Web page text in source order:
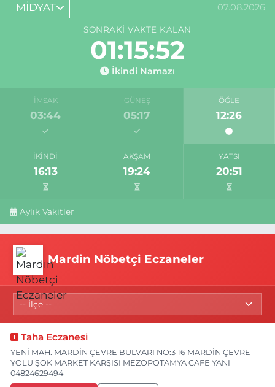
MİDYAT 07.08.2026
SONRAKI VAKTE KALAN
01:15:52
İkindi Namazı
İMSAK
03:44
GÜNEŞ
05:17
ÖĞLE
12:26
İKINDI
16:13
AKŞAM
19:24
YATSI
20:51
Aylık Vakitler
Mardin Nöbetçi Eczaneler
Taha Eczanesi
YENİ MAH. MARDİN ÇEVRE BULVARI NO:3 16 MARDİN ÇEVRE
YOLU ŞOK MARKET KARŞISI MEZOPOTAMYA CAFE YANI
04824629494